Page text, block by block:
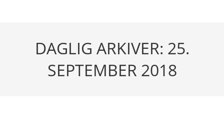
DAGLIG ARKIVER: 25.
SEPTEMBER 2018